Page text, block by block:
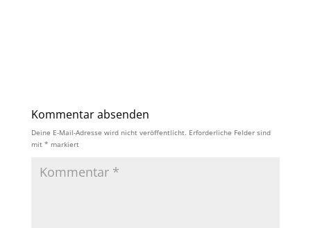
Kommentar absenden
Deine E-Mail-Adresse wird nicht veröffentlicht. Erforderliche Felder sind
mit * markiert